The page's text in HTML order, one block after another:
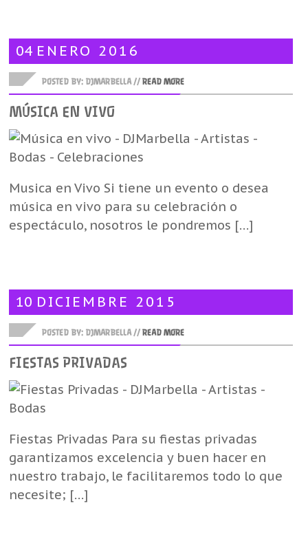
04 ENERO 2016
POSTED BY: DJMARBELLA //READ MORE
MÚSICA EN VIVO
Musica en Vivo Si tiene un evento o desea
música en vivo para su celebración o
espectáculo, nosotros le pondremos […]
10 DICIEMBRE 2015
POSTED BY: DJMARBELLA //READ MORE
FIESTAS PRIVADAS
Fiestas Privadas Para su fiestas privadas
garantizamos excelencia y buen hacer en
nuestro trabajo, le facilitaremos todo lo que
necesite; […]